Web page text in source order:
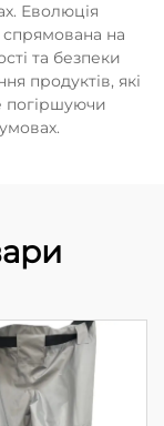
Еволюція
спрямована на
та безпеки
продуктів, які
погіршуючи